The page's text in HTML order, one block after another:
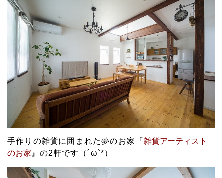
手作りの雑貨に囲まれた夢のお家『雑貨アーティスト
のお家 』の2軒です（´ω`*）